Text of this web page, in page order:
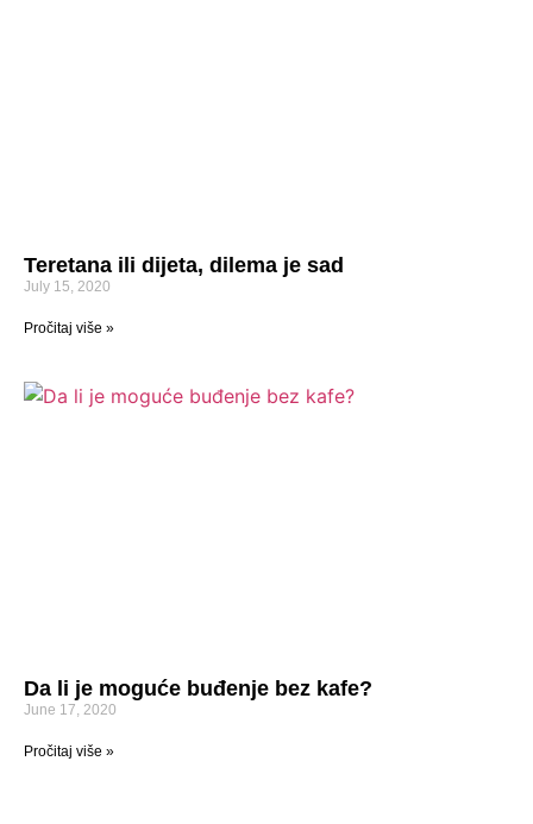
Teretana ili dijeta, dilema je sad
July 15, 2020
Pročitaj više »
Da li je moguće buđenje bez kafe?
June 17, 2020
Pročitaj više »